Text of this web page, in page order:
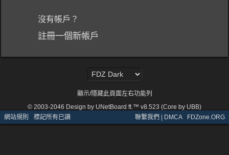
沒有帳戶？
註冊一個新帳戶
顯示/隱藏此頁面左右功能列
© 2003-2046 Design by UNetBoard ft.™ v8.523 (Core by UBB)
網站規則 · 標記所有已讀 聯繫我們 | DMCA· FDZone.ORG